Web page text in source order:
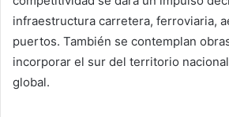
infraestructura carretera, ferroviaria,
puertos. También se contemplan
incorporar el sur del territorio
global.